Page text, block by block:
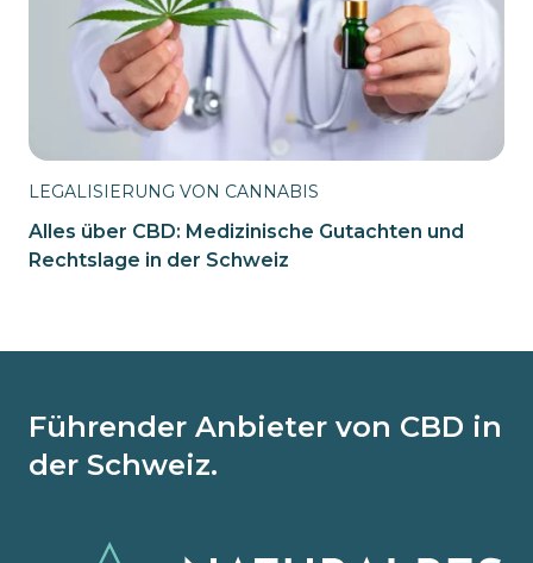
LEGALISIERUNG VON CANNABIS
Alles über CBD: Medizinische Gutachten und
Rechtslage in der Schweiz
Führender Anbieter von CBD in
der Schweiz.